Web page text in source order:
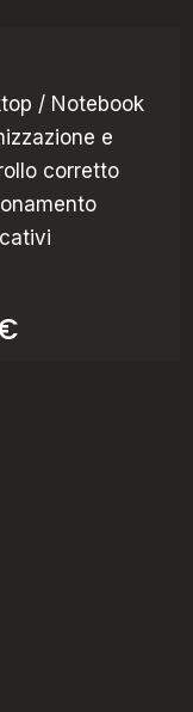
/ Notebook
e
corretto